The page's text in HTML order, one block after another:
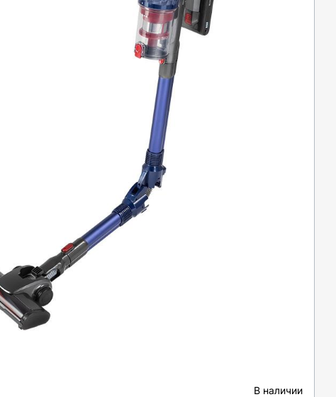
В наличии